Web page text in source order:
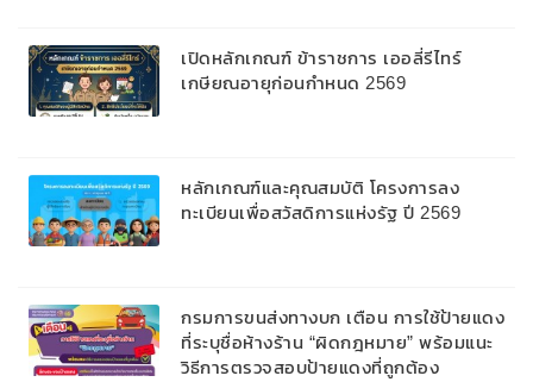
สูงสุด 10 ปี
เปิดหลักเกณฑ์ ข้าราชการ เออลี่รีไทร์
เกษียณอายุก่อนกำหนด 2569
หลักเกณฑ์และคุณสมบัติ โครงการลง
ทะเบียนเพื่อสวัสดิการแห่งรัฐ ปี 2569
กรมการขนส่งทางบก เตือน การใช้ป้ายแดง
ที่ระบุชื่อห้างร้าน “ผิดกฎหมาย” พร้อมแนะ
วิธีการตรวจสอบป้ายแดงที่ถูกต้อง